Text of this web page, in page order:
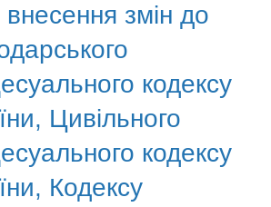
змін до
кодексу
Цивільного
кодексу
Кодексу